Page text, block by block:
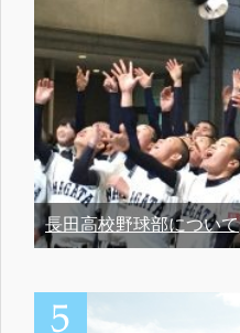
長田高校野球部について